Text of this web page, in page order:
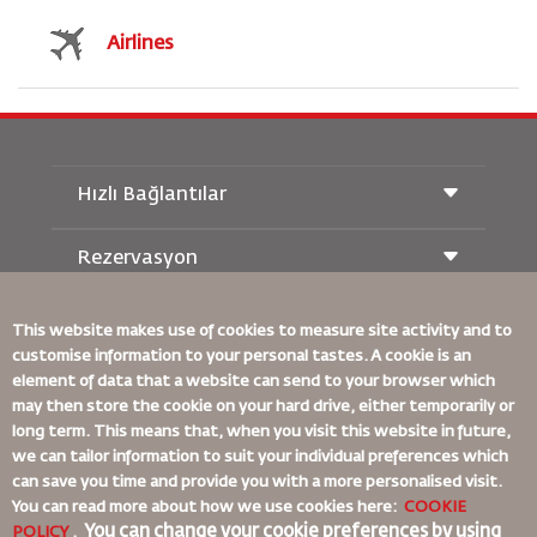
Airlines
Hızlı Bağlantılar
Hamileyken Seyahat Etmek
SSS
Özel İhtiyaçlar
oneworld
Erişilebilirlik Planı ve Geri Bildirim Süreci
Rezervasyon
Demiryolu Rezervasyonu
Araç Kiralama
RJ Unlimited
Öğrenci Teklifi
Tikram
Transit Konaklama
Hakkımızda
Ailemize Katılın
Haberler
Gizlilik Politikası
Royal Jordanian Ofisleri
geri bildirim
Bağlayıcı Kurumsal Kurallar
Sözleşme Koşulları
This website makes use of cookies to measure site activity and to
customise information to your personal tastes. A cookie is an
element of data that a website can send to your browser which
may then store the cookie on your hard drive, either temporarily or
long term. This means that, when you visit this website in future,
we can tailor information to suit your individual preferences which
can save you time and provide you with a more personalised visit.
You can read more about how we use cookies here: COOKIE
POLICY, You can change your cookie preferences by using